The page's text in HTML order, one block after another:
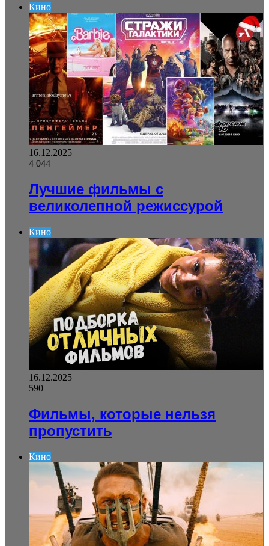
Кино
16.12.2025
4 044
Лучшие фильмы с
великолепной режиссурой
Кино
16.12.2025
590
Фильмы, которые нельзя
пропустить
Кино